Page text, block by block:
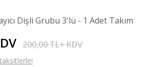
Dişli Grubu 3'lü - 1 Adet Takım
200,00 TL+ KDV